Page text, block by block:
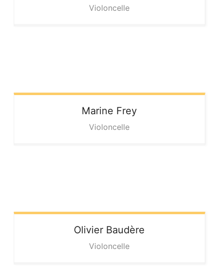
Violoncelle
Marine Frey
Violoncelle
Olivier Baudère
Violoncelle